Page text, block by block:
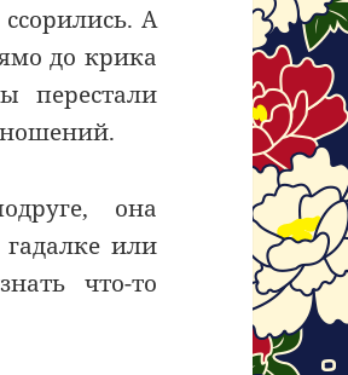
А
до крика
перестали
она
или
что-то